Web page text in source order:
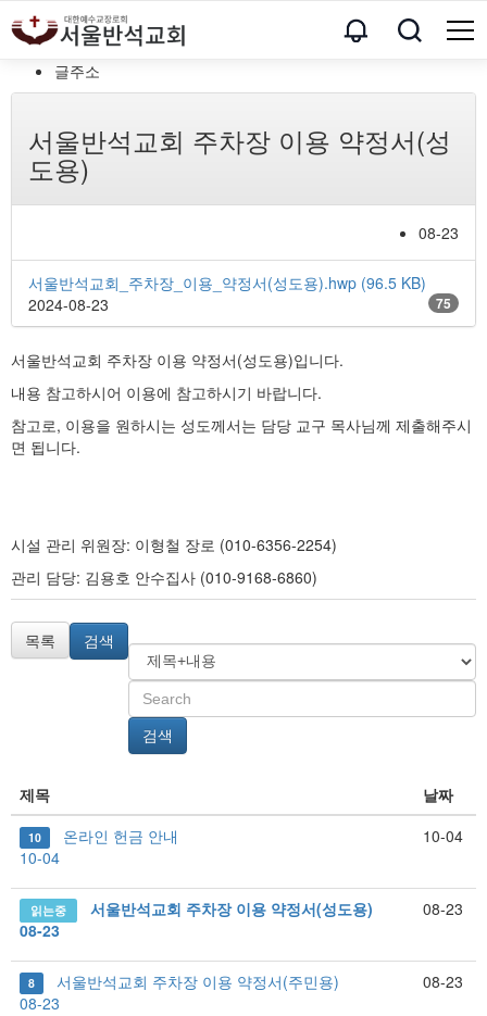
글주소
서울반석교회 주차장 이용 약정서(성
도용)
08-23
서울반석교회_주차장_이용_약정서(성도용).hwp (96.5 KB)
2024-08-23
75
서울반석교회 주차장 이용 약정서(성도용)입니다.
내용 참고하시어 이용에 참고하시기 바랍니다.
참고로, 이용을 원하시는 성도께서는 담당 교구 목사님께 제출해주시
면 됩니다.
시설 관리 위원장: 이형철 장로 (010-6356-2254)
관리 담당: 김용호 안수집사 (010-9168-6860)
목록
검색
검색
제목 날짜
10
온라인 헌금 안내
10-04
10-04
읽는중
서울반석교회 주차장 이용 약정서(성도용)
08-23
08-23
8
서울반석교회 주차장 이용 약정서(주민용)
08-23
08-23